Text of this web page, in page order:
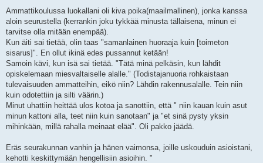
Ammattikoulussa luokallani oli kiva poika(maailmallinen), jonka kanssa
aloin seurustella (kerrankin joku tykkää minusta tällaisena, minun ei
tarvitse olla mitään enempää).
Kun äiti sai tietää, olin taas "samanlainen huoraaja kuin [toimeton
sisarus]". En ollut ikinä edes pussannut ketään!
Samoin kävi, kun isä sai tietää. "Tätä minä pelkäsin, kun lähdit
opiskelemaan miesvaltaiselle alalle." (Todistajanuoria rohkaistaan
tulevaisuuden ammatteihin, eikö niin? Lähdin rakennusalalle. Tein niin
kuin odotettiin ja silti väärin.)
Minut uhattiin heittää ulos kotoa ja sanottiin, että " niin kauan kuin asut
minun kattoni alla, teet niin kuin sanotaan" ja "et sinä pysty yksin
mihinkään, millä rahalla meinaat elää". Oli pakko jäädä.
Eräs seurakunnan vanhin ja hänen vaimonsa, joille uskouduin asioistani,
kehotti keskittymään hengellisiin asioihin. "